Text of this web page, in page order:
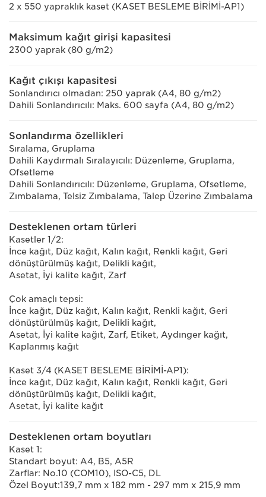
2 x 550 yapraklık kaset (KASET BESLEME BİRİMİ-AP1)
Maksimum kağıt girişi kapasitesi
2300 yaprak (80 g/m2)
Kağıt çıkışı kapasitesi
Sonlandırıcı olmadan: 250 yaprak (A4, 80 g/m2)
Dahili Sonlandırıcılı: Maks. 600 sayfa (A4, 80 g/m2)
Sonlandırma özellikleri
Sıralama, Gruplama
Dahili Kaydırmalı Sıralayıcılı: Düzenleme, Gruplama,
Ofsetleme
Dahili Sonlandırıcılı: Düzenleme, Gruplama, Ofsetleme,
Zımbalama, Telsiz Zımbalama, Talep Üzerine Zımbalama
Desteklenen ortam türleri
Kasetler 1/2:
İnce kağıt, Düz kağıt, Kalın kağıt, Renkli kağıt, Geri
dönüştürülmüş kağıt, Delikli kağıt,
Asetat, İyi kalite kağıt, Zarf
Çok amaçlı tepsi:
İnce kağıt, Düz kağıt, Kalın kağıt, Renkli kağıt, Geri
dönüştürülmüş kağıt, Delikli kağıt,
Asetat, İyi kalite kağıt, Zarf, Etiket, Aydınger kağıt,
Kaplanmış kağıt
Kaset 3/4 (KASET BESLEME BİRİMİ-AP1):
İnce kağıt, Düz kağıt, Kalın kağıt, Renkli kağıt, Geri
dönüştürülmüş kağıt, Delikli kağıt,
Asetat, İyi kalite kağıt
Desteklenen ortam boyutları
Kaset 1:
Standart boyut: A4, B5, A5R
Zarflar: No.10 (COM10), ISO-C5, DL
Özel Boyut:139,7 mm x 182 mm - 297 mm x 215,9 mm